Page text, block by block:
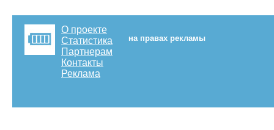
О проекте
Статистика
Партнерам
Контакты
Реклама
на правах рекламы